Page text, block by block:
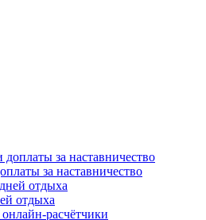
за наставничество
отдыха